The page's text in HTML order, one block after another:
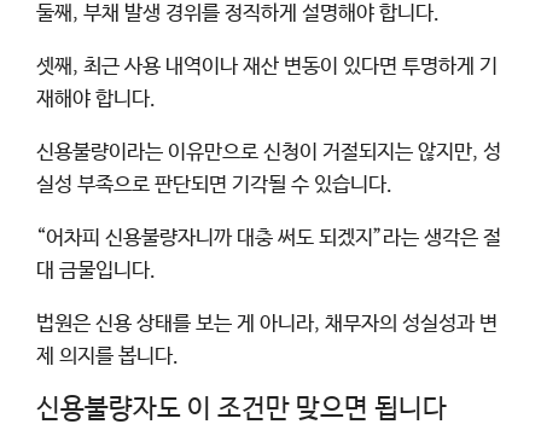
둘째, 부채 발생 경위를 정직하게 설명해야 합니다.
셋째, 최근 사용 내역이나 재산 변동이 있다면 투명하게 기
재해야 합니다.
신용불량이라는 이유만으로 신청이 거절되지는 않지만, 성
실성 부족으로 판단되면 기각될 수 있습니다.
“어차피 신용불량자니까 대충 써도 되겠지”라는 생각은 절
대 금물입니다.
법원은 신용 상태를 보는 게 아니라, 채무자의 성실성과 변
제 의지를 봅니다.
신용불량자도 이 조건만 맞으면 됩니다